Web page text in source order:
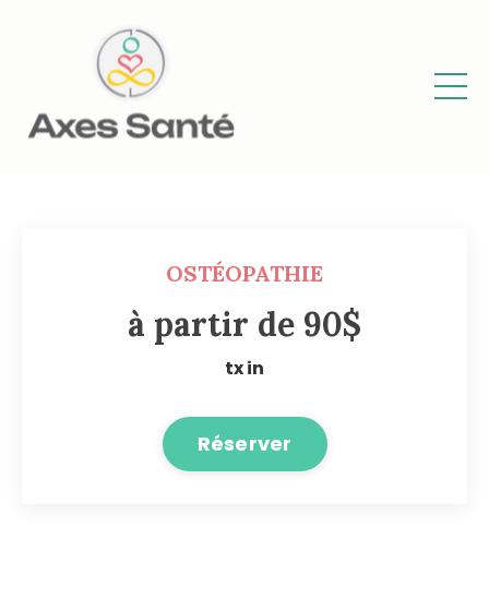
OSTÉOPATHIE
à partir de 90$
tx in
Réserver